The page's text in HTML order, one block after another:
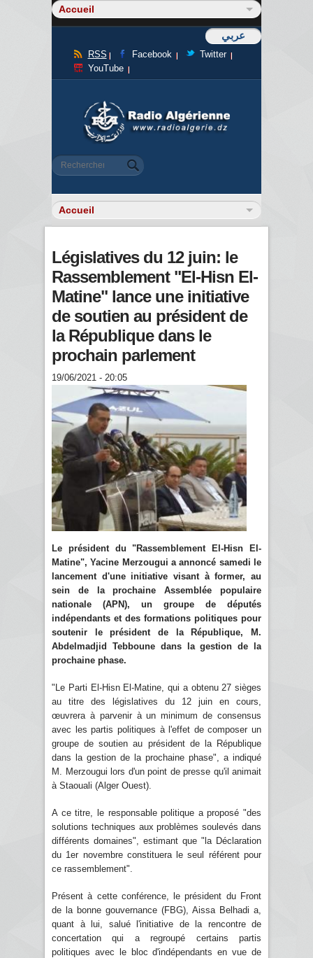
عربي
RSS Facebook
Twitter
YouTube
Formulaire de recherche
Rechercher
Législatives du 12 juin: le
Rassemblement "El-Hisn El-
Matine" lance une initiative
de soutien au président de
la République dans le
prochain parlement
19/06/2021 - 20:05
Le président du "Rassemblement El-Hisn El-
Matine", Yacine Merzougui a annoncé samedi le
lancement d'une initiative visant à former, au
sein de la prochaine Assemblée populaire
nationale (APN), un groupe de députés
indépendants et des formations politiques pour
soutenir le président de la République, M.
Abdelmadjid Tebboune dans la gestion de la
prochaine phase.
"Le Parti El-Hisn El-Matine, qui a obtenu 27 sièges
au titre des législatives du 12 juin en cours,
œuvrera à parvenir à un minimum de consensus
avec les partis politiques à l'effet de composer un
groupe de soutien au président de la République
dans la gestion de la prochaine phase", a indiqué
M. Merzougui lors d'un point de presse qu'il animait
à Staouali (Alger Ouest).
A ce titre, le responsable politique a proposé "des
solutions techniques aux problèmes soulevés dans
différents domaines", estimant que "la Déclaration
du 1er novembre constituera le seul référent pour
ce rassemblement".
Présent à cette conférence, le président du Front
de la bonne gouvernance (FBG), Aissa Belhadi a,
quant à lui, salué l'initiative de la rencontre de
concertation qui a regroupé certains partis
politiques avec le bloc d'indépendants en vue de